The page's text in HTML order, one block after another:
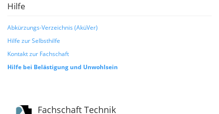
Hilfe
Abkürzungs-Verzeichnis (AküVer)
Hilfe zur Selbsthilfe
Kontakt zur Fachschaft
Hilfe bei Belästigung und Unwohlsein
Fachschaft Technik